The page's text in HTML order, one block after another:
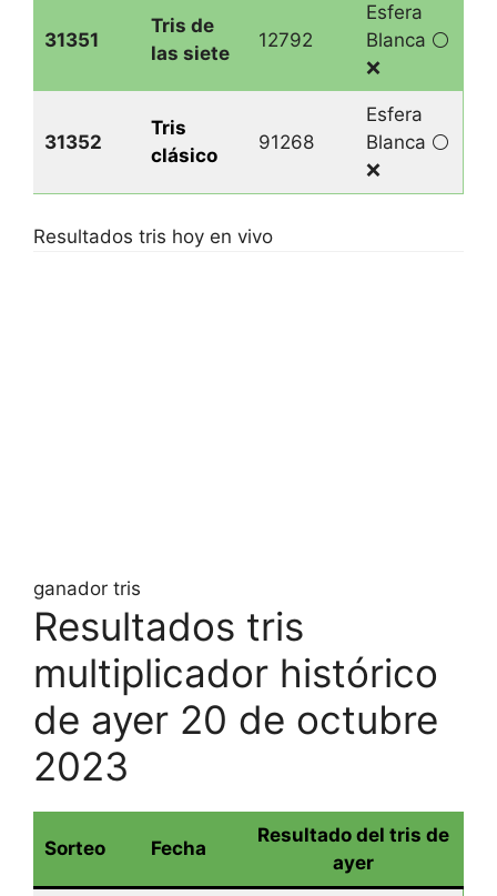
31351
Tris de
las siete
12792
Esfera
Blanca ⚪️
❌
31352
Tris
clásico
91268
Esfera
Blanca ⚪️
❌
Resultados tris hoy en vivo
ganador tris
Resultados tris
multiplicador histórico
de ayer 20 de octubre
2023
Sorteo Fecha
Resultado del tris de
ayer